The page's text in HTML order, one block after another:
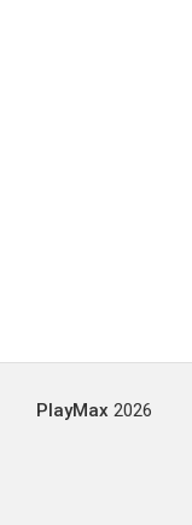
PlayMax 2026